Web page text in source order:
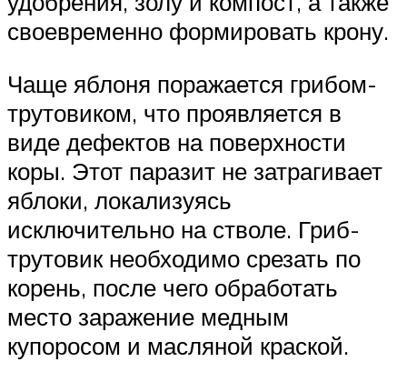
своевременно формировать крону.
Чаще яблоня поражается грибом-
трутовиком, что проявляется в
виде дефектов на поверхности
коры. Этот паразит не затрагивает
яблоки, локализуясь
исключительно на стволе. Гриб-
трутовик необходимо срезать по
корень, после чего обработать
место заражение медным
купоросом и масляной краской.